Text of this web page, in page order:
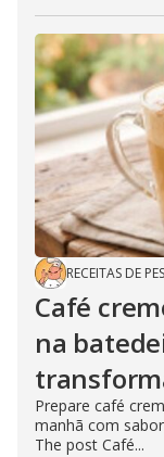
RECEITAS DE
Café
na
Prepare café
manhã com
The post Café...